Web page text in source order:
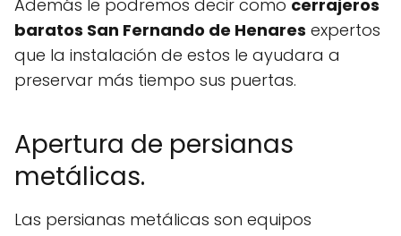
Además le podremos decir como cerrajeros
baratos San Fernando de Henares expertos
que la instalación de estos le ayudara a
preservar más tiempo sus puertas.
Apertura de persianas
metálicas.
Las persianas metálicas son equipos